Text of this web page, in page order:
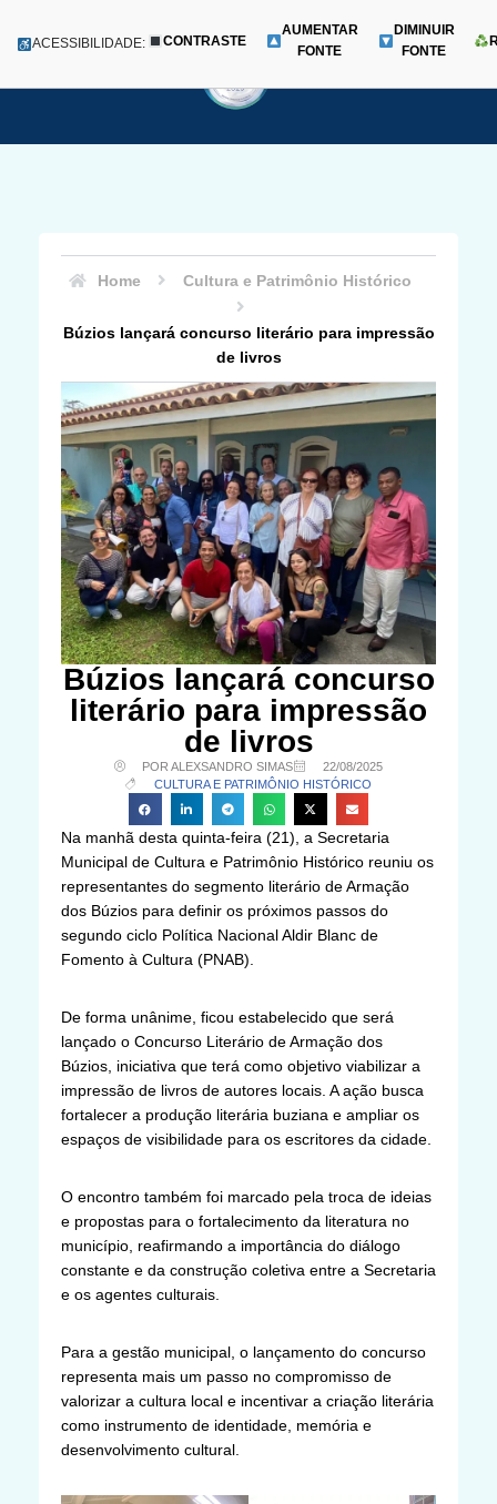
para
Menu
ACESSIBILIDADE: CONTRASTE
AUMENTAR
FONTE
DIMINUIR
FONTE
Home Cultura e Patrimônio Histórico
Búzios lançará concurso literário para impressão
de livros
Búzios lançará concurso
literário para impressão
de livros
POR ALEXSANDRO SIMAS
22/08/2025
CULTURA E PATRIMÔNIO HISTÓRICO
Na manhã desta quinta-feira (21), a Secretaria
Municipal de Cultura e Patrimônio Histórico reuniu os
representantes do segmento literário de Armação
dos Búzios para definir os próximos passos do
segundo ciclo Política Nacional Aldir Blanc de
Fomento à Cultura (PNAB).
De forma unânime, ficou estabelecido que será
lançado o Concurso Literário de Armação dos
Búzios, iniciativa que terá como objetivo viabilizar a
impressão de livros de autores locais. A ação busca
fortalecer a produção literária buziana e ampliar os
espaços de visibilidade para os escritores da cidade.
O encontro também foi marcado pela troca de ideias
e propostas para o fortalecimento da literatura no
município, reafirmando a importância do diálogo
constante e da construção coletiva entre a Secretaria
e os agentes culturais.
Para a gestão municipal, o lançamento do concurso
representa mais um passo no compromisso de
valorizar a cultura local e incentivar a criação literária
como instrumento de identidade, memória e
desenvolvimento cultural.